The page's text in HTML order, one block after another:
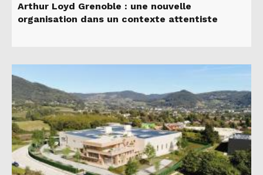
Arthur Loyd Grenoble : une nouvelle
organisation dans un contexte attentiste